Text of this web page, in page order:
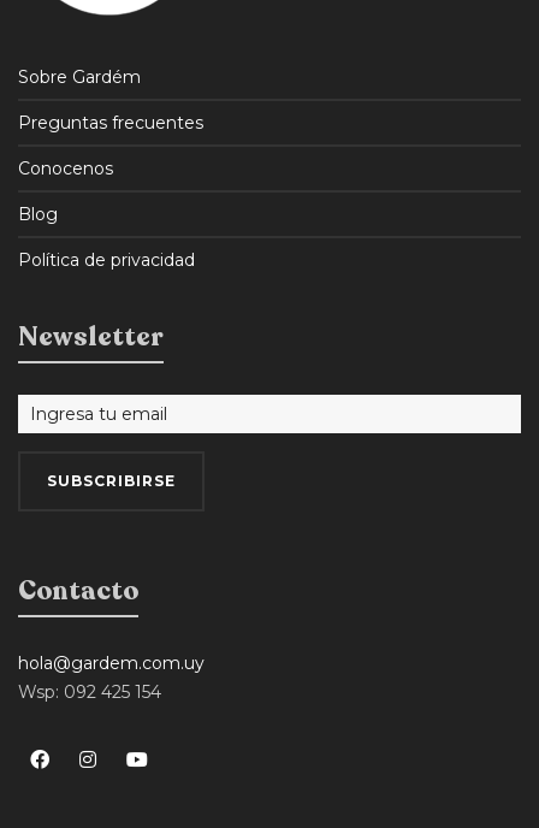
Sobre Gardém
Preguntas frecuentes
Conocenos
Blog
Política de privacidad
Newsletter
Contacto
hola@gardem.com.uy
Wsp: 092 425 154